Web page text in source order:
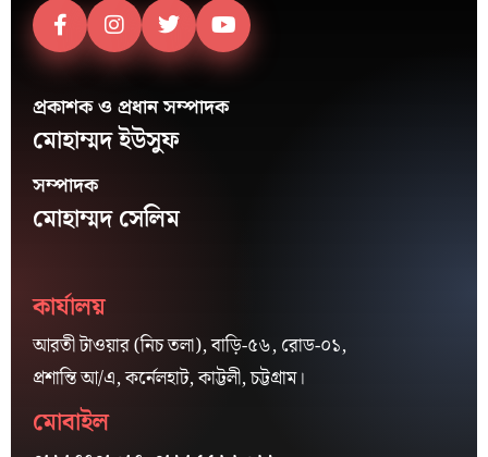
প্রকাশক ও প্রধান সম্পাদক
মোহাম্মদ ইউসুফ
সম্পাদক
মোহাম্মদ সেলিম
কার্যালয়
আরতী টাওয়ার (নিচ তলা), বাড়ি-৫৬, রোড-০১,
প্রশান্তি আ/এ, কর্নেলহাট, কাট্টলী, চট্টগ্রাম।
মোবাইল